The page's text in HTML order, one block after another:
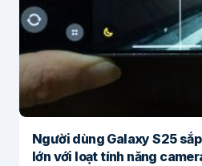
Người dùng Galaxy S25
lớn với loạt tính năng